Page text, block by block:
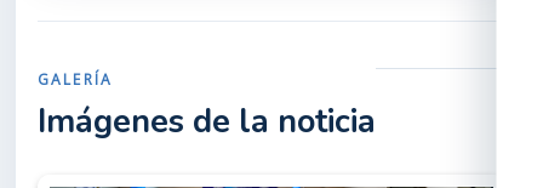
GALERÍA
Imágenes de la noticia